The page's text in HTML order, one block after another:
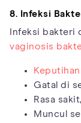
8. Infeksi
Infeksi bakteri
vaginosis
Keputihan
Gatal di
Rasa
Muncul